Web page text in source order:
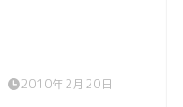
2010年2月20日